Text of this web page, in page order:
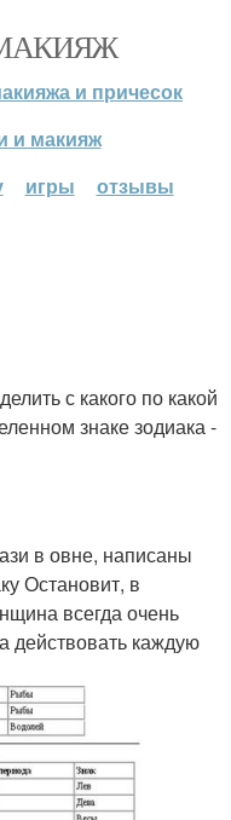
и причесок
и макияж
игры отзывы
с какого по какой
знаке зодиака -
в овне, написаны
Остановит, в
всегда очень
действовать каждую